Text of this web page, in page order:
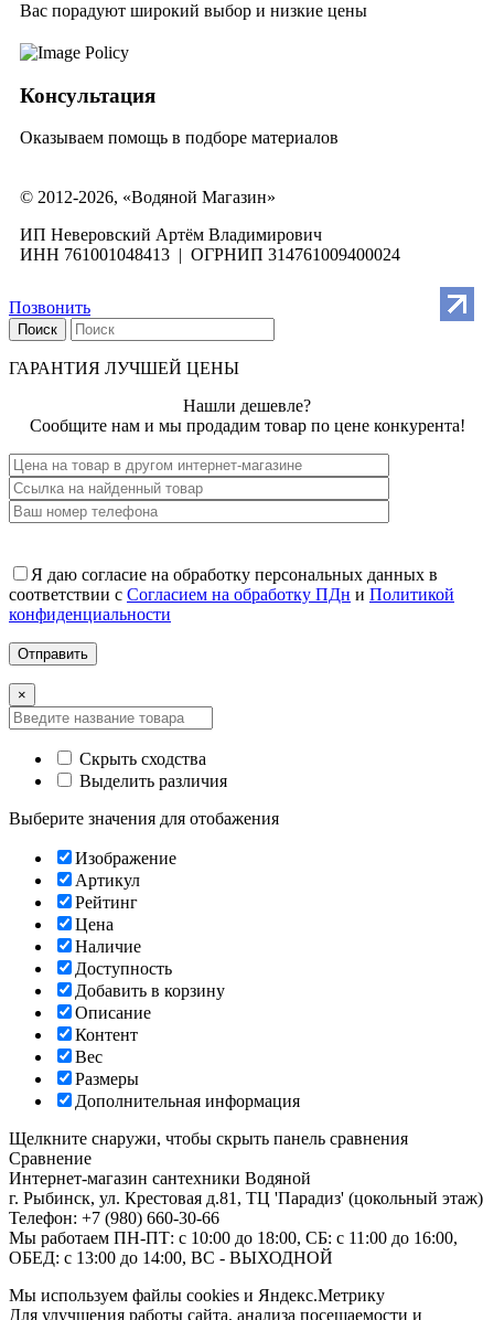
Вас порадуют широкий выбор и низкие цены
Консультация
Оказываем помощь в подборе материалов
© 2012-2026, «Водяной Магазин»
ИП Неверовский Артём Владимирович
ИНН 761001048413 | ОГРНИП 314761009400024
Позвонить
Поиск
ГАРАНТИЯ ЛУЧШЕЙ ЦЕНЫ
Нашли дешевле?
Сообщите нам и мы продадим товар по цене конкурента!
Я даю согласие на обработку персональных данных в
соответствии с Согласием на обработку ПДн и Политикой
конфиденциальности
×
Скрыть сходства
Выделить различия
Выберите значения для отобажения
Изображение
Артикул
Рейтинг
Цена
Наличие
Доступность
Добавить в корзину
Описание
Контент
Вес
Размеры
Дополнительная информация
Щелкните снаружи, чтобы скрыть панель сравнения
Сравнение
Интернет-магазин сантехники Водяной
г. Рыбинск, ул. Крестовая д.81, ТЦ 'Парадиз' (цокольный этаж)
Телефон: +7 (980) 660-30-66
Мы работаем ПН-ПТ: с 10:00 до 18:00, СБ: с 11:00 до 16:00,
ОБЕД: с 13:00 до 14:00, ВС - ВЫХОДНОЙ
Мы используем файлы cookies и Яндекс.Метрику
Для улучшения работы сайта, анализа посещаемости и